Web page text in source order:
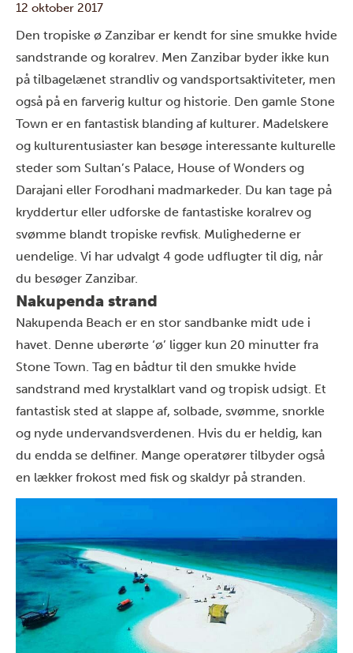
12 oktober 2017
Den tropiske ø Zanzibar er kendt for sine smukke hvide
sandstrande og koralrev. Men Zanzibar byder ikke kun
på tilbagelænet strandliv og vandsportsaktiviteter, men
også på en farverig kultur og historie. Den gamle Stone
Town er en fantastisk blanding af kulturer. Madelskere
og kulturentusiaster kan besøge interessante kulturelle
steder som Sultan’s Palace, House of Wonders og
Darajani eller Forodhani madmarkeder. Du kan tage på
kryddertur eller udforske de fantastiske koralrev og
svømme blandt tropiske revfisk. Mulighederne er
uendelige. Vi har udvalgt 4 gode udflugter til dig, når
du besøger Zanzibar.
Nakupenda strand
Nakupenda Beach er en stor sandbanke midt ude i
havet. Denne uberørte ‘ø’ ligger kun 20 minutter fra
Stone Town. Tag en bådtur til den smukke hvide
sandstrand med krystalklart vand og tropisk udsigt. Et
fantastisk sted at slappe af, solbade, svømme, snorkle
og nyde undervandsverdenen. Hvis du er heldig, kan
du endda se delfiner. Mange operatører tilbyder også
en lækker frokost med fisk og skaldyr på stranden.